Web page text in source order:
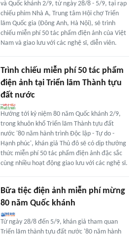
và Quốc khánh 2/9, từ ngày 28/8 - 5/9, tại rạp
chiếu phim Nhà A, Trung tâm Hội chợ Triển
lãm Quốc gia (Đông Anh, Hà Nội), sẽ trình
chiếu miễn phí 50 tác phẩm điện ảnh của Việt
Nam và giao lưu với các nghệ sĩ, diễn viên.
Trình chiếu miễn phí 50 tác phẩm
điện ảnh tại Triển lãm Thành tựu
đất nước
Hướng tới kỷ niệm 80 năm Quốc khánh 2/9,
trong khuôn khổ Triển lãm Thành tựu đất
nước '80 năm hành trình Độc lập - Tự do -
Hạnh phúc', khán giả Thủ đô sẽ có dịp thưởng
thức miễn phí 50 tác phẩm điện ảnh đặc sắc
cùng nhiều hoạt động giao lưu với các nghệ sĩ.
Bữa tiệc điện ảnh miễn phí mừng
80 năm Quốc khánh
Từ ngày 28/8 đến 5/9, khán giả tham quan
Triển lãm thành tựu đất nước '80 năm hành